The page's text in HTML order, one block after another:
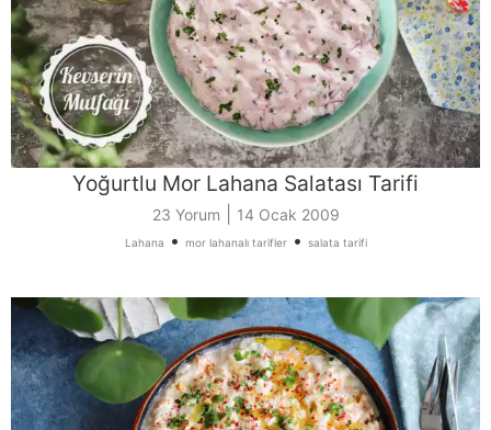
Yoğurtlu Mor Lahana Salatası Tarifi
23 Yorum 14 Ocak 2009
Lahana • mor lahanalı tarifler• salata tarifi